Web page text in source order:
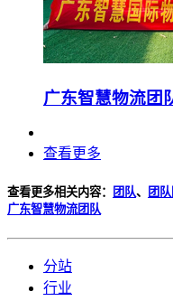
广东智慧物流团
查看更多
查看更多相关内容： 团队、 团
广东智慧物流团队
分站
行业